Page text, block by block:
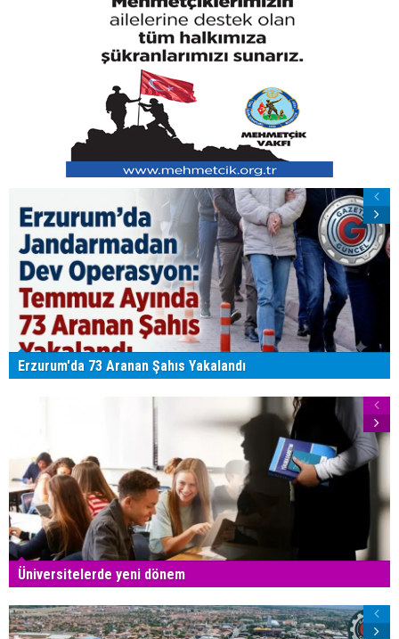
Erzurum'da 73 Aranan Şahıs Yakalandı
Üniversitelerde yeni dönem